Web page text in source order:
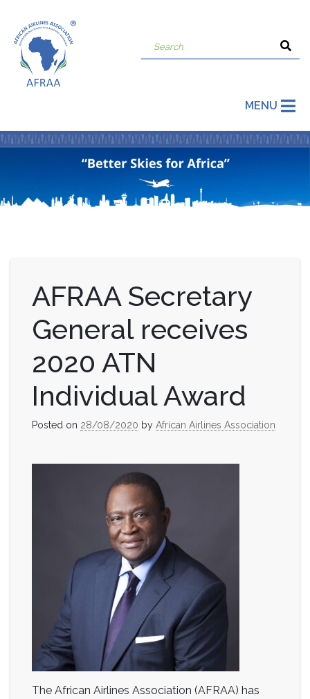
MENU
AFRAA Secretary
General receives
2020 ATN
Individual Award
Posted on 28/08/2020 by African Airlines Association
The African Airlines Association (AFRAA) has